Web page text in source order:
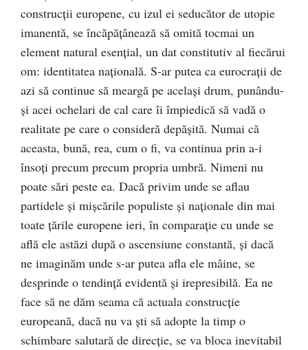
construcţii europene, cu izul ei seducător de utopie
imanentă, se încăpăţânează să omită tocmai un
element natural esenţial, un dat constitutiv al fiecărui
om: identitatea naţională. S-ar putea ca eurocraţii de
azi să continue să meargă pe acelaşi drum, punându-
şi acei ochelari de cal care îi împiedică să vadă o
realitate pe care o consideră depăşită. Numai că
aceasta, bună, rea, cum o fi, va continua prin a-i
însoţi precum precum propria umbră. Nimeni nu
poate sări peste ea. Dacă privim unde se aflau
partidele şi mişcările populiste şi naţionale din mai
toate ţările europene ieri, în comparaţie cu unde se
află ele astăzi după o ascensiune constantă, şi dacă
ne imaginăm unde s-ar putea afla ele mâine, se
desprinde o tendinţă evidentă şi irepresibilă. Ea ne
face să ne dăm seama că actuala construcţie
europeană, dacă nu va şti să adopte la timp o
schimbare salutară de direcţie, se va bloca inevitabil